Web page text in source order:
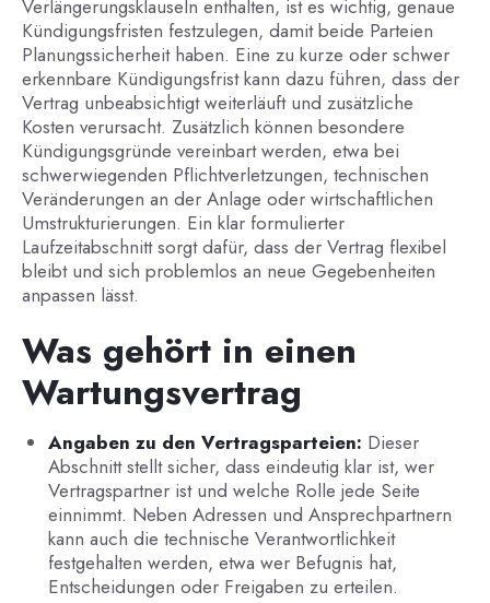
Verlängerungsklauseln enthalten, ist es wichtig, genaue
Kündigungsfristen festzulegen, damit beide Parteien
Planungssicherheit haben. Eine zu kurze oder schwer
erkennbare Kündigungsfrist kann dazu führen, dass der
Vertrag unbeabsichtigt weiterläuft und zusätzliche
Kosten verursacht. Zusätzlich können besondere
Kündigungsgründe vereinbart werden, etwa bei
schwerwiegenden Pflichtverletzungen, technischen
Veränderungen an der Anlage oder wirtschaftlichen
Umstrukturierungen. Ein klar formulierter
Laufzeitabschnitt sorgt dafür, dass der Vertrag flexibel
bleibt und sich problemlos an neue Gegebenheiten
anpassen lässt.
Was gehört in einen
Wartungsvertrag
Angaben zu den Vertragsparteien: Dieser
Abschnitt stellt sicher, dass eindeutig klar ist, wer
Vertragspartner ist und welche Rolle jede Seite
einnimmt. Neben Adressen und Ansprechpartnern
kann auch die technische Verantwortlichkeit
festgehalten werden, etwa wer Befugnis hat,
Entscheidungen oder Freigaben zu erteilen.